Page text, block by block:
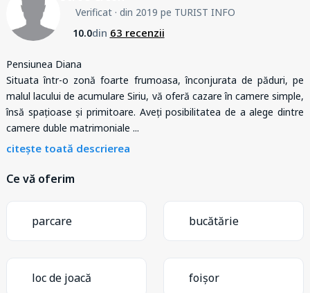
Verificat· din 2019 pe TURIST INFO
10.0din 63 recenzii
Pensiunea Diana
Situata într-o zonă foarte frumoasa, înconjurata de păduri, pe
malul lacului de acumulare Siriu, vă oferă cazare în camere simple,
însă spațioase și primitoare. Aveți posibilitatea de a alege dintre
camere duble matrimoniale ...
citește toată descrierea
Ce vă oferim
parcare bucătărie
loc de joacă foișor